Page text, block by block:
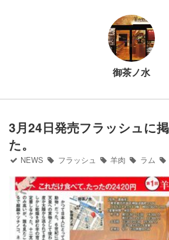
Home
フード（デ
フード（ラ
チカマチ
お問い合
御茶ノ水
3月24日発売フラッシュに
た。
NEWS フラッシュ 羊肉 ラム